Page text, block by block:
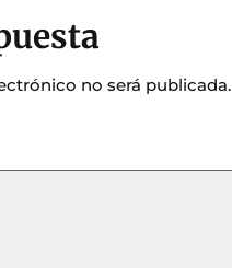
no será publicada.